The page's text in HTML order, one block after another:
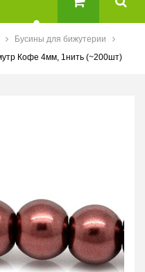
Бусины для бижутерии
Кофе 4мм, 1нить (~200шт)